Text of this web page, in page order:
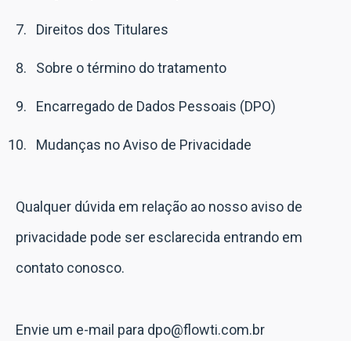
Direitos dos Titulares
Sobre o término do tratamento
Encarregado de Dados Pessoais (DPO)
Mudanças no Aviso de Privacidade
Qualquer dúvida em relação ao nosso aviso de
privacidade pode ser esclarecida entrando em
contato conosco.
Envie um e-mail para dpo@flowti.com.br